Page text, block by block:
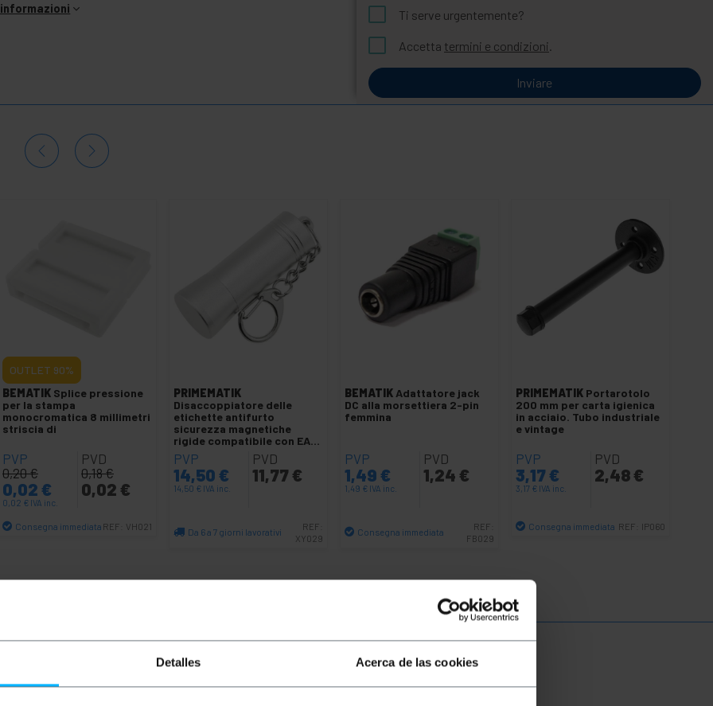
Detalles Acerca de las cookies
Ti serve urgentemente?
Accetta termini e condizioni.
Inviare
OUTLET 90%
BEMATIK Splice pressione
per la stampa
monocromatica 8 millimetri
striscia di
PVP
0,20€
0,02 €
0,02 € IVA inc.
PVD
0,18€
0,02 €
Consegna immediata REF: VH021
PRIMEMATIK
Disaccoppiatore delle
etichette antifurto
sicurezza magnetiche
rigide compatibile con EAS
RF 8,2 MHz ganci slatwall
PVP
14,50 €
14,50 € IVA inc.
PVD
11,77 €
Da 6 a 7 giorni lavorativi
REF:
XY029
BEMATIK Adattatore jack
DC alla morsettiera 2-pin
femmina
PVP
1,49 €
1,49 € IVA inc.
PVD
1,24 €
Consegna immediata
REF:
FB029
PRIMEMATIK Portarotolo
200 mm per carta igienica
in acciaio. Tubo industriale
e vintage
PVP
3,17€
3,17 € IVA inc.
PVD
2,48 €
Consegna immediata REF: IP060